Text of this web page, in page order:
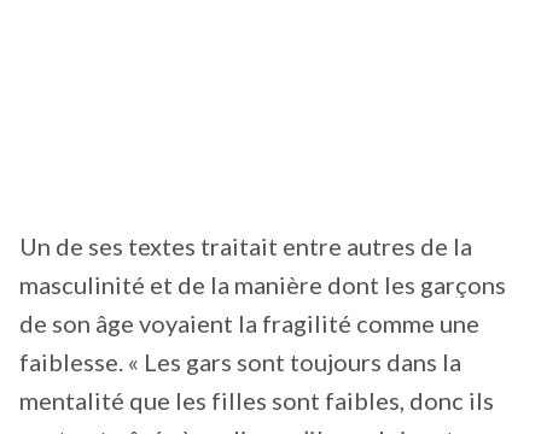
Un de ses textes traitait entre autres de la
masculinité et de la manière dont les garçons
de son âge voyaient la fragilité comme une
faiblesse. « Les gars sont toujours dans la
mentalité que les filles sont faibles, donc ils